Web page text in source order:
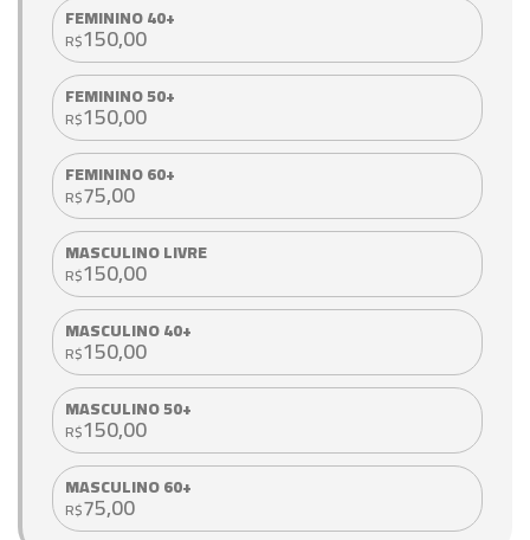
FEMININO 40+
R$150,00
FEMININO 50+
R$150,00
FEMININO 60+
R$75,00
MASCULINO LIVRE
R$150,00
MASCULINO 40+
R$150,00
MASCULINO 50+
R$150,00
MASCULINO 60+
R$75,00